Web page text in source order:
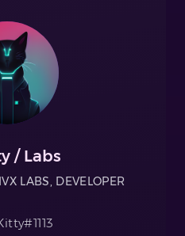
/ Labs
LABS, DEVELOPER